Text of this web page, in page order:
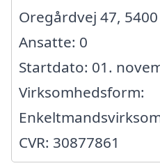
Oregårdvej 47,
Ansatte: 0
Startdato: 01.
Virksomhedsform:
CVR: 30877861